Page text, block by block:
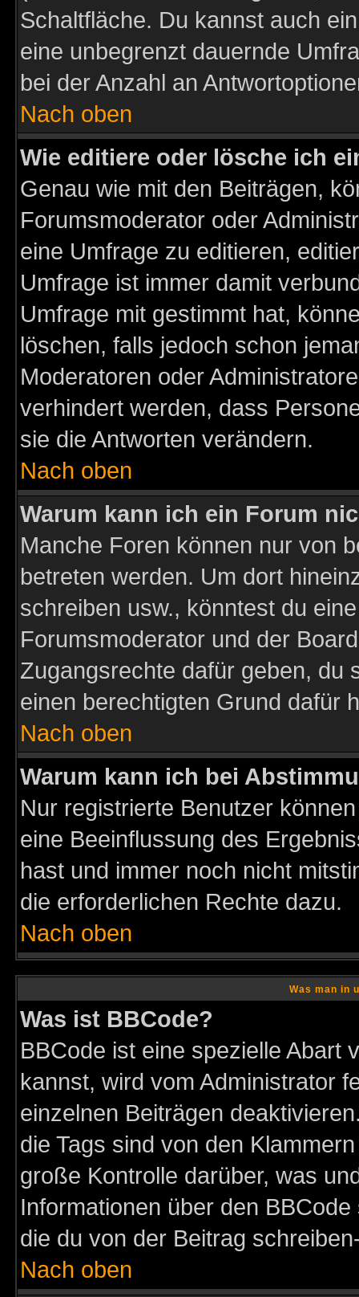
Schaltfläche. Du kannst auch
eine unbegrenzt dauernde
bei der Anzahl an
Nach oben
Wie editiere oder lösche ich
Genau wie mit den Beiträgen,
Forumsmoderator oder
eine Umfrage zu editieren,
Umfrage ist immer damit
Umfrage mit gestimmt hat,
löschen, falls jedoch schon
Moderatoren oder
verhindert werden, dass
sie die Antworten verändern.
Nach oben
Warum kann ich ein Forum
Manche Foren können nur von
betreten werden. Um dort
schreiben usw., könntest du
Forumsmoderator und der
Zugangsrechte dafür geben, du
einen berechtigten Grund dafür
Nach oben
Warum kann ich bei
Nur registrierte Benutzer
eine Beeinflussung des
hast und immer noch nicht
die erforderlichen Rechte dazu.
Nach oben
Was man in
Was ist BBCode?
BBCode ist eine spezielle Abart
kannst, wird vom Administrator
einzelnen Beiträgen
die Tags sind von den
große Kontrolle darüber, was
Informationen über den
die du von der Beitrag
Nach oben